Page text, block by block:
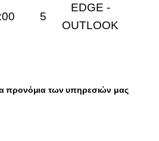
5
EDGE -
OUTLOOK
προνόμια των υπηρεσιών μας